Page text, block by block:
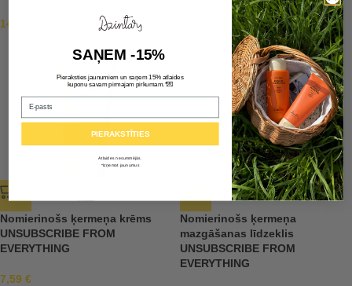
14,88
Nomierinošs ķermeņa krēms
UNSUBSCRIBE FROM
EVERYTHING
7,59 €
Nomierinošs ķermeņa
mazgāšanas līdzeklis
UNSUBSCRIBE FROM
EVERYTHING
SAŅEM -15%
Pieraksties jaunumiem un saņem 15% atlaides
kuponu savam pirmajam pirkumam.*💌
Email
PIERAKSTĪTIES
Atlaides nesummējās.
*Izņemot jaunumus